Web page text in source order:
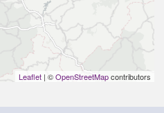
Leaflet | ©OpenStreetMapcontributors